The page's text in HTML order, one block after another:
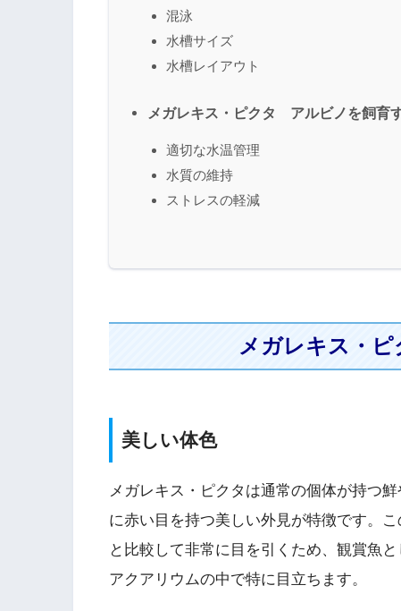
混泳
水槽サイズ
水槽レイアウト
メガレキス・ピクタ アルビノを飼育
適切な水温管理
水質の維持
ストレスの軽減
メガレキス・
美しい体色
メガレキス・ピクタは通常の個体が持つ
に赤い目を持つ美しい外見が特徴です。
と比較して非常に目を引くため、観賞魚
アクアリウムの中で特に目立ちます。